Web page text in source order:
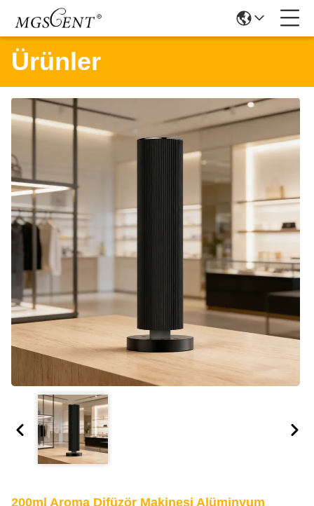
Ürünler
200ml Aroma Difüzör Makinesi Alüminyum